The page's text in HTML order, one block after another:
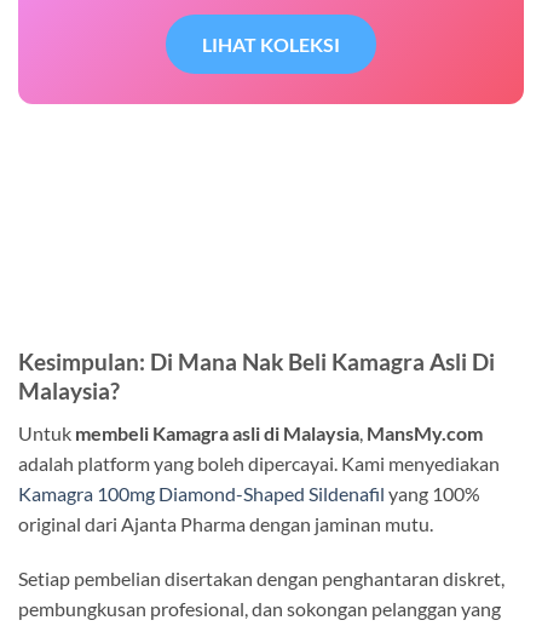
LIHAT KOLEKSI
Kesimpulan: Di Mana Nak Beli Kamagra Asli Di
Malaysia?
Untuk membeli Kamagra asli di Malaysia MansMy.com
adalah platform yang boleh dipercayai. Kami menyediakan
Kamagra 100mg Diamond-Shaped Sildenafil yang 100%
original dari Ajanta Pharma dengan jaminan mutu.
Setiap pembelian disertakan dengan penghantaran diskret,
pembungkusan profesional, dan sokongan pelanggan yang